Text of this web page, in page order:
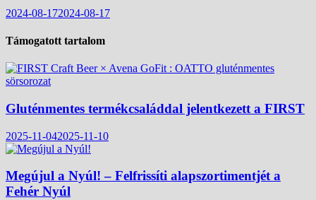
2024-08-172024-08-17
Támogatott tartalom
Gluténmentes termékcsaláddal jelentkezett a FIRST
2025-11-042025-11-10
Megújul a Nyúl! – Felfrissíti alapszortimentjét a
Fehér Nyúl